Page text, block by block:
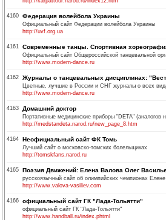
4160 Федерация волейбола Украины
Официальный сайт Федерации волейбола Украины
http://uvf.org.ua
4161 Современные танцы. Спортивная
Официальный сайт Общероссийской танцевальной
http://www.modern-dance.ru
4162 Журналы о танцевальных дисциплинах:
Цветные, лучшие в России и СНГ журналы о всех
http://www.modern-dance.ru
4163 Домашний доктор
Портативные медицинские приборы "DETA"
http://medstandeta.narod.ru/new_page_8.htm
4164 Неофициальный сайт ФК Томь
Лучший сайт о московско-томских болельщиках
http://tomskfans.narod.ru
4165 Поэзия Движений: Елена Валова Олег
русскоязычный сайт об олимпийских чемпионах
http://www.valova-vasiliev.com
4166 официальный сайт ГК "Лада-Тольятти"
официальный сайт ГК "Лада-Тольятти"
http://www.handball.ru/index.phtml